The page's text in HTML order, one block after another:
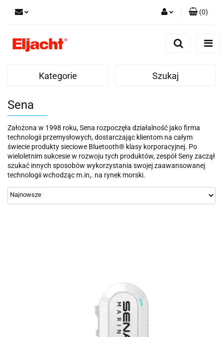
(0)
Kategorie Szukaj
Sena
Założona w 1998 roku, Sena rozpoczęła działalność jako firma
technologii przemysłowych, dostarczając klientom na całym
świecie produkty sieciowe Bluetooth® klasy korporacyjnej. Po
wieloletnim sukcesie w rozwoju tych produktów, zespół Seny zaczął
szukać innych sposobów wykorzystania swojej zaawansowanej
technologii wchodząc m.in,. na rynek morski.